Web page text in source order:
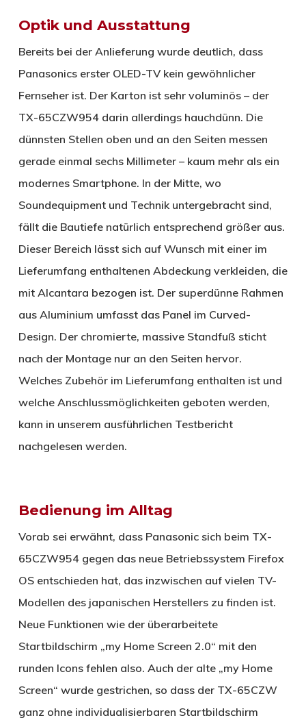
Optik und Ausstattung
Bereits bei der Anlieferung wurde deutlich, dass
Panasonics erster OLED-TV kein gewöhnlicher
Fernseher ist. Der Karton ist sehr voluminös – der
TX-65CZW954 darin allerdings hauchdünn. Die
dünnsten Stellen oben und an den Seiten messen
gerade einmal sechs Millimeter – kaum mehr als ein
modernes Smartphone. In der Mitte, wo
Soundequipment und Technik untergebracht sind,
fällt die Bautiefe natürlich entsprechend größer aus.
Dieser Bereich lässt sich auf Wunsch mit einer im
Lieferumfang enthaltenen Abdeckung verkleiden, die
mit Alcantara bezogen ist. Der superdünne Rahmen
aus Aluminium umfasst das Panel im Curved-
Design. Der chromierte, massive Standfuß sticht
nach der Montage nur an den Seiten hervor.
Welches Zubehör im Lieferumfang enthalten ist und
welche Anschlussmöglichkeiten geboten werden,
kann in unserem ausführlichen Testbericht
nachgelesen werden.
Bedienung im Alltag
Vorab sei erwähnt, dass Panasonic sich beim TX-
65CZW954 gegen das neue Betriebssystem Firefox
OS entschieden hat, das inzwischen auf vielen TV-
Modellen des japanischen Herstellers zu finden ist.
Neue Funktionen wie der überarbeitete
Startbildschirm „my Home Screen 2.0“ mit den
runden Icons fehlen also. Auch der alte „my Home
Screen“ wurde gestrichen, so dass der TX-65CZW
ganz ohne individualisierbaren Startbildschirm